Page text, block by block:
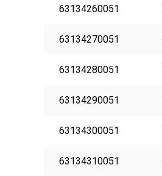
63134260051
63134270051
63134280051
63134290051
63134300051
63134310051